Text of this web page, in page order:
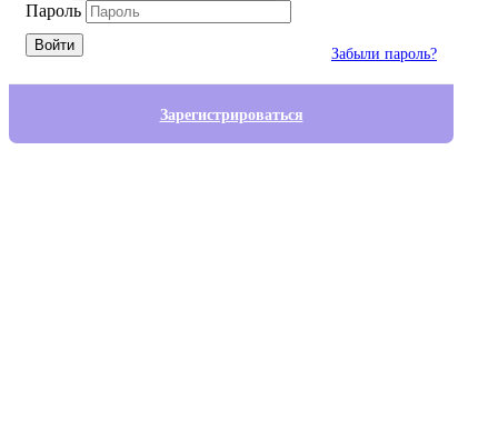
Пароль
Войти
Забыли пароль?
Зарегистрироваться